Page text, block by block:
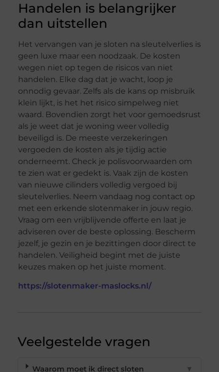
Handelen is belangrijker
dan uitstellen
Het vervangen van je sloten na sleutelverlies is
geen luxe maar een noodzaak. De kosten
wegen niet op tegen de risicos van niet
handelen. Elke dag dat je wacht, loop je
onnodig gevaar. Zelfs als de kans op misbruik
klein lijkt, is het het risico simpelweg niet
waard. Bovendien zorgt het voor gemoedsrust
als je weet dat je woning weer volledig
beveiligd is. De meeste verzekeringen
vergoeden de kosten als je tijdig actie
onderneemt. Check je polisvoorwaarden om
te zien wat er gedekt is. Vaak zijn de kosten
van nieuwe cilinders volledig vergoed bij
sleutelverlies. Neem vandaag nog contact op
met een erkende slotenmaker in jouw regio.
Vraag om een vrijblijvende offerte en laat je
adviseren over de beste oplossing. Bescherm
jezelf, je gezin en je bezittingen door direct te
handelen. Veiligheid begint met de juiste
keuzes maken op het juiste moment.
https://slotenmaker-maslocks.nl/
Veelgestelde vragen
Waarom moet ik direct sloten ▼